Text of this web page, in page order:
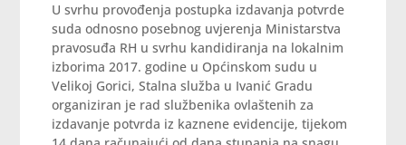
U svrhu provođenja postupka izdavanja potvrde
suda odnosno posebnog uvjerenja Ministarstva
pravosuđa RH u svrhu kandidiranja na lokalnim
izborima 2017. godine u Općinskom sudu u
Velikoj Gorici, Stalna služba u Ivanić Gradu
organiziran je rad službenika ovlaštenih za
izdavanje potvrda iz kaznene evidencije, tijekom